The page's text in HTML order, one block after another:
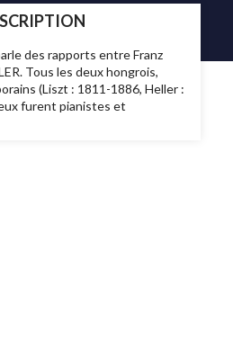
des rapports entre Franz
Tous les deux hongrois,
(Liszt : 1811-1886, Heller :
furent pianistes et